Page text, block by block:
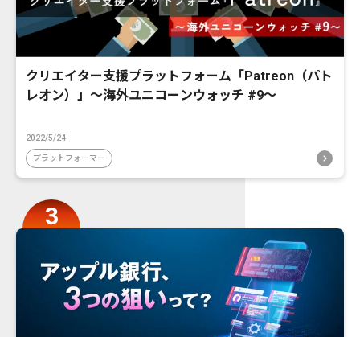
クリエイター支援プラットフォーム「Patreon（パト
レオン）」〜海外ユニコーンウォッチ #9〜
2022/5/24
プラットフォーマー